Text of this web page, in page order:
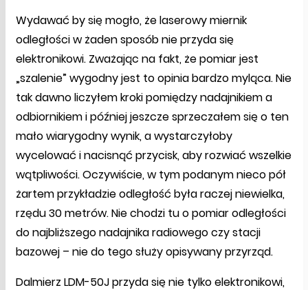
Wydawać by się mogło, że laserowy miernik
odległości w żaden sposób nie przyda się
elektronikowi. Zważając na fakt, że pomiar jest
„szalenie” wygodny jest to opinia bardzo myląca. Nie
tak dawno liczyłem kroki pomiędzy nadajnikiem a
odbiornikiem i później jeszcze sprzeczałem się o ten
mało wiarygodny wynik, a wystarczyłoby
wycelować i nacisnąć przycisk, aby rozwiać wszelkie
wątpliwości. Oczywiście, w tym podanym nieco pół
żartem przykładzie odległość była raczej niewielka,
rzędu 30 metrów. Nie chodzi tu o pomiar odległości
do najbliższego nadajnika radiowego czy stacji
bazowej – nie do tego służy opisywany przyrząd.
Dalmierz LDM-50J przyda się nie tylko elektronikowi,